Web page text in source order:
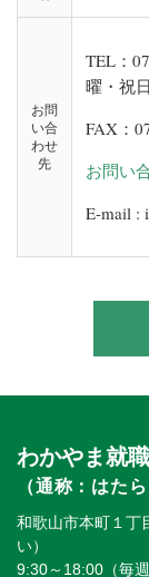
お問
い合
わせ
先
TEL：
曜・祝
FAX：
お問い
E-mail :
わかやま就
（通称：はた
和歌山市本町１丁
い）
9:30～18:00（毎